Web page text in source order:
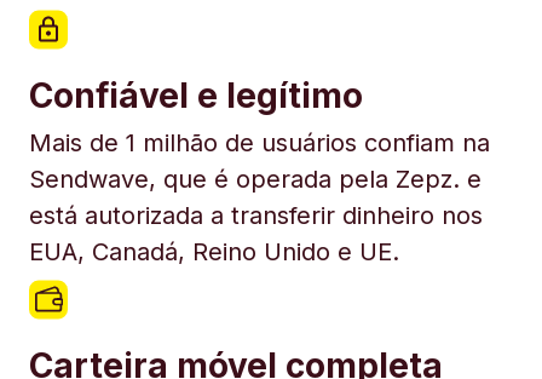
Confiável e legítimo
Mais de 1 milhão de usuários confiam na
Sendwave, que é operada pela Zepz. e
está autorizada a transferir dinheiro nos
EUA, Canadá, Reino Unido e UE.
Carteira móvel completa